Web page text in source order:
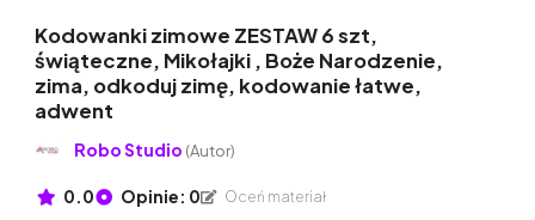
Kodowanki zimowe ZESTAW 6 szt,
świąteczne, Mikołajki , Boże Narodzenie,
zima, odkoduj zimę, kodowanie łatwe,
adwent
Robo Studio (Autor)
0.0 Opinie: 0 Oceń materiał